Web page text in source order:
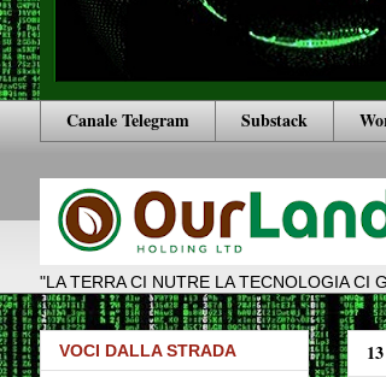
Canale Telegram Substack
"LA TERRA CI NUTRE LA TECNOLOGIA CI
VOCI DALLA STRADA